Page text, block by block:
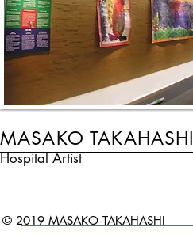
MASAKO TAKAHASHI
Hospital Artist
© 2019 MASAKO TAKAHASHI